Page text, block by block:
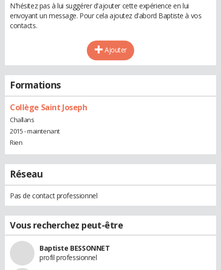
N'hésitez pas à lui suggérer d'ajouter cette expérience en lui
envoyant un message. Pour cela ajoutez d'abord Baptiste à vos
contacts.
Ajouter
Formations
Collège Saint Joseph
Challans
2015 - maintenant
Rien
Réseau
Pas de contact professionnel
Vous recherchez peut-être
Baptiste BESSONNET
profil professionnel